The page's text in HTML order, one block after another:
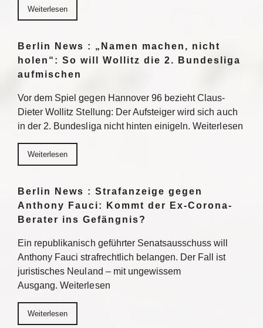
Weiterlesen
Berlin News : „Namen machen, nicht
holen“: So will Wollitz die 2. Bundesliga
aufmischen
Vor dem Spiel gegen Hannover 96 bezieht Claus-
Dieter Wollitz Stellung: Der Aufsteiger wird sich auch
in der 2. Bundesliga nicht hinten einigeln. Weiterlesen
Weiterlesen
Berlin News : Strafanzeige gegen
Anthony Fauci: Kommt der Ex-Corona-
Berater ins Gefängnis?
Ein republikanisch geführter Senatsausschuss will
Anthony Fauci strafrechtlich belangen. Der Fall ist
juristisches Neuland – mit ungewissem
Ausgang. Weiterlesen
Weiterlesen